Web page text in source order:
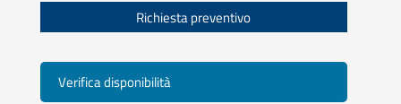
Richiesta preventivo
Verifica disponibilità